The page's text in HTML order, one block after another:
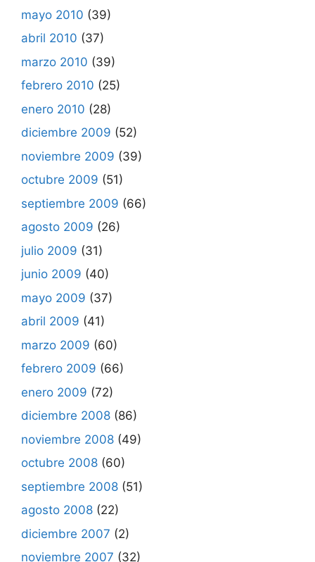
mayo 2010 (39)
abril 2010 (37)
marzo 2010 (39)
febrero 2010 (25)
enero 2010 (28)
diciembre 2009 (52)
noviembre 2009 (39)
octubre 2009 (51)
septiembre 2009 (66)
agosto 2009 (26)
julio 2009 (31)
junio 2009 (40)
mayo 2009 (37)
abril 2009 (41)
marzo 2009 (60)
febrero 2009 (66)
enero 2009 (72)
diciembre 2008 (86)
noviembre 2008 (49)
octubre 2008 (60)
septiembre 2008 (51)
agosto 2008 (22)
diciembre 2007 (2)
noviembre 2007 (32)